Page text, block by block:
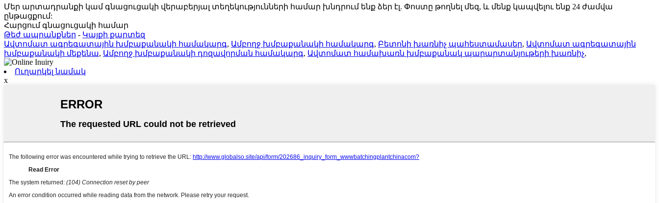
Մեր արտադրանքի կամ գնացուցակի վերաբերյալ տեղեկությունների համար խնդրում ենք ձեր էլ. Փոստը թողնել մեզ, և մենք կապվելու ենք 24 ժամվա
ընթացքում:
Հարցում գնացուցակի համար
Թեժ ապրանքներ - Կայքի քարտեզ
Ավտոմատ ագրեգատային խմբաքանակի համակարգ, Ամբողջ խմբաքանակի համակարգ, Բետոնի խառնիչ պահեստամասեր, Ավտոմատ ագրեգատային
խմբաքանակի մեքենա, Ամբողջ խմբաքանակի դոզավորման համակարգ, Ավտոմատ համախառն խմբաքանակ պարարտանյութերի խառնիչ,
Ուղարկել նամակ
x